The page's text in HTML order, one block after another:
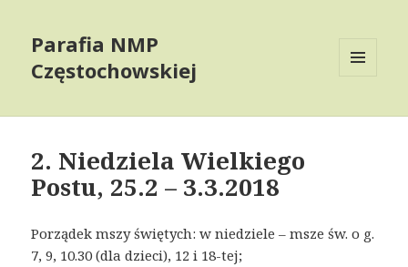
Parafia NMP
Częstochowskiej
WIDGETS
2. Niedziela Wielkiego
Postu, 25.2 – 3.3.2018
Porządek mszy świętych: w niedziele – msze św. o g.
7, 9, 10.30 (dla dzieci), 12 i 18-tej;